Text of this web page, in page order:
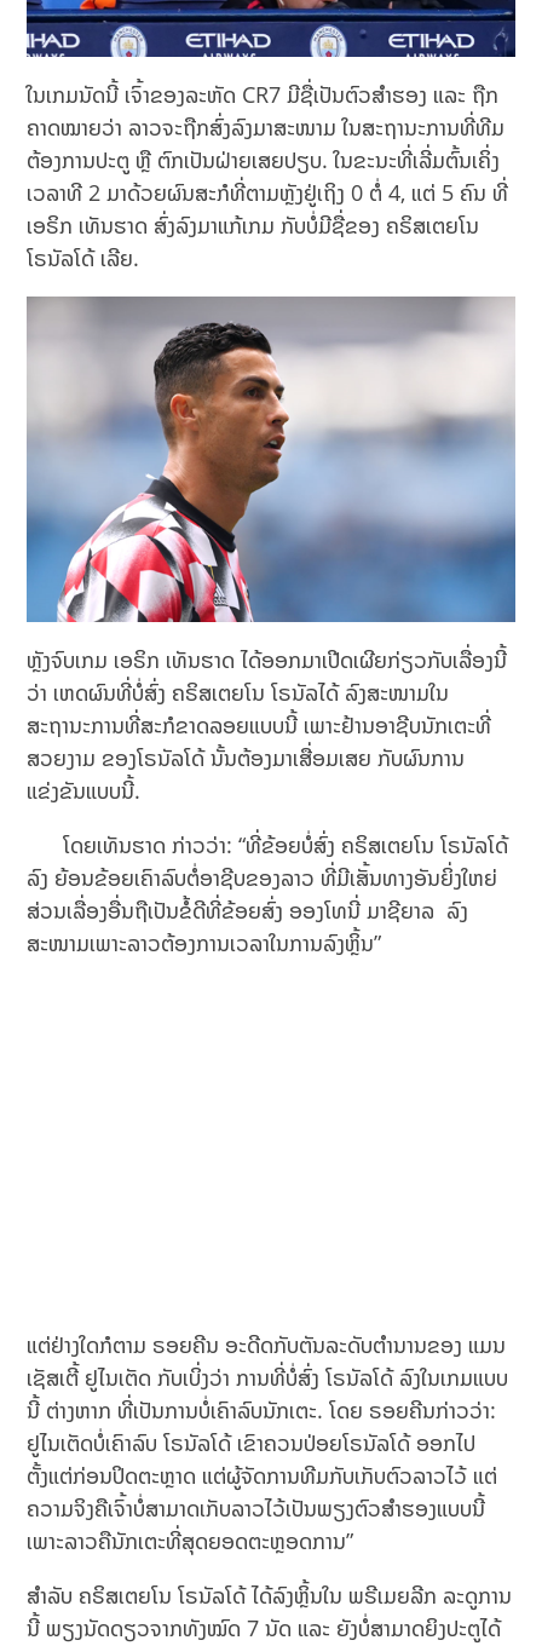
ໃນເກມນັດນີ້ ເຈົ້າຂອງລະຫັດ CR7 ມີຊື່ເປັນຕົວສຳຮອງ ແລະ ຖືກ
ຄາດໝາຍວ່າ ລາວຈະຖືກສົ່ງລົງມາສະໜາມ ໃນສະຖານະການທີ່ທີມ
ຕ້ອງການປະຕູ ຫຼື ຕົກເປັນຝ່າຍເສຍປຽບ. ໃນຂະນະທີ່ເລີ່ມຕົ້ນເຄິ່ງ
ເວລາທີ 2 ມາດ້ວຍຜົນສະກໍທີ່ຕາມຫຼັງຢູ່ເຖິງ 0 ຕໍ່ 4, ແຕ່ 5 ຄົນ ທີ່
ເອຣິກ ເທັນຮາດ ສົ່ງລົງມາແກ້ເກມ ກັບບໍ່ມີຊື່ຂອງ ຄຣິສເຕຍໂນ
ໂຣນັລໂດ້ ເລີຍ.
ຫຼັງຈົບເກມ ເອຣິກ ເທັນຮາດ ໄດ້ອອກມາເປີດເຜີຍກ່ຽວກັບເລື່ອງນີ້
ວ່າ ເຫດຜົນທີ່ບໍ່ສົ່ງ ຄຣິສເຕຍໂນ ໂຣນັລໄດ້ ລົງສະໜາມໃນ
ສະຖານະການທີ່ສະກໍຂາດລອຍແບບນີ້ ເພາະຢ້ານອາຊີບນັກເຕະທີ່
ສວຍງາມ ຂອງໂຣນັລໂດ້ ນັ້ນຕ້ອງມາເສື່ອມເສຍ ກັບຜົນການ
ແຂ່ງຂັນແບບນີ້.
ໂດຍເທັນຮາດ ກ່າວວ່າ: “ທີ່ຂ້ອຍບໍ່ສົ່ງ ຄຣິສເຕຍໂນ ໂຣນັລໂດ້
ລົງ ຍ້ອນຂ້ອຍເຄົາລົບຕໍ່ອາຊີບຂອງລາວ ທີ່ມີເສັ້ນທາງອັນຍິ່ງໃຫຍ່
ສ່ວນເລື່ອງອື່ນຖືເປັນຂໍ້ດີທີ່ຂ້ອຍສົ່ງ ອອງໂທນີ່ ມາຊີຍາລ ລົງ
ສະໜາມເພາະລາວຕ້ອງການເວລາໃນການລົງຫຼິ້ນ”
ແຕ່ຢ່າງໃດກໍຕາມ ຣອຍຄີນ ອະດີດກັບຕັນລະດັບຕຳນານຂອງ ແມນ
ເຊັສເຕີ້ ຢູໄນເຕັດ ກັບເບິ່ງວ່າ ການທີ່ບໍ່ສົ່ງ ໂຣນັລໂດ້ ລົງໃນເກມແບບ
ນີ້ ຕ່າງຫາກ ທີ່ເປັນການບໍ່ເຄົາລົບນັກເຕະ. ໂດຍ ຣອຍຄີນກ່າວວ່າ:
ຢູໄນເຕັດບໍ່ເຄົາລົບ ໂຣນັລໂດ້ ເຂົາຄວນປ່ອຍໂຣນັລໂດ້ ອອກໄປ
ຕັ້ງແຕ່ກ່ອນປິດຕະຫຼາດ ແຕ່ຜູ້ຈັດການທີມກັບເກັບຕົວລາວໄວ້ ແຕ່
ຄວາມຈິງຄືເຈົ້າບໍ່ສາມາດເກັບລາວໄວ້ເປັນພຽງຕົວສຳຮອງແບບນີ້
ເພາະລາວຄືນັກເຕະທີ່ສຸດຍອດຕະຫຼອດການ”
ສຳລັບ ຄຣິສເຕຍໂນ ໂຣນັລໂດ້ ໄດ້ລົງຫຼິ້ນໃນ ພຣີເມຍລີກ ລະດູການ
ນີ້ ພຽງນັດດຽວຈາກທັງໝົດ 7 ນັດ ແລະ ຍັງບໍ່ສາມາດຍິງປະຕູໄດ້